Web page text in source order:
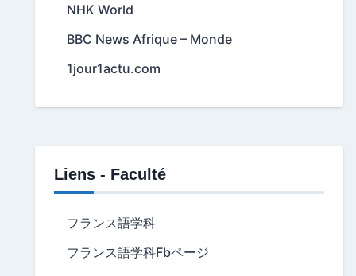
NHK World
BBC News Afrique – Monde
1jour1actu.com
Liens - Faculté
フランス語学科
フランス語学科Fbページ